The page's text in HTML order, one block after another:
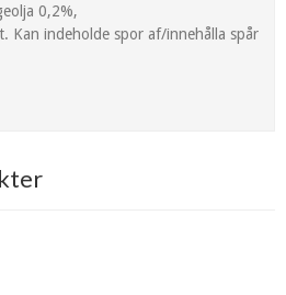
0,2%,
Kan indeholde spor af/innehålla spår